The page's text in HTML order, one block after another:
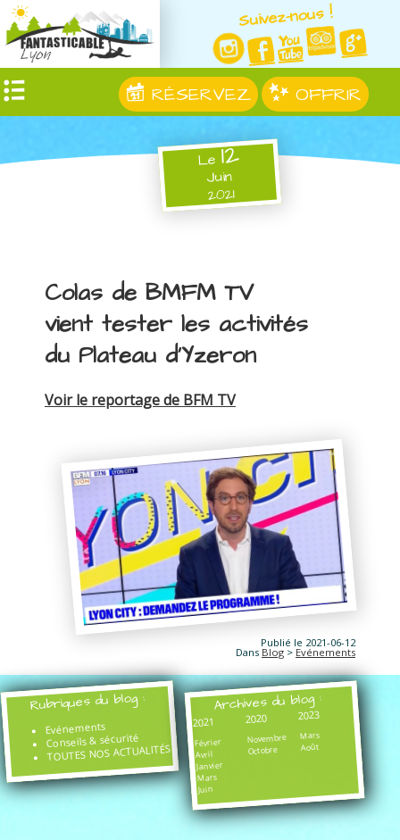
Suivez-nous !
RÉSERVEZ OFFRIR
Le12
Juin
2021
Colas de BMFM TV
vient tester les activités
du Plateau d'Yzeron
Voir le reportage de BFM TV
Publié le 2021-06-12
Dans Blog > Evénements
Rubriques du blog :
Evénements
Conseils & sécurité
TOUTES NOS ACTUALITÉS
Archives du blog :
2021
Février
Avril
Janvier
Mars
Juin
2020
Novembre
Octobre
2023
Mars
Août